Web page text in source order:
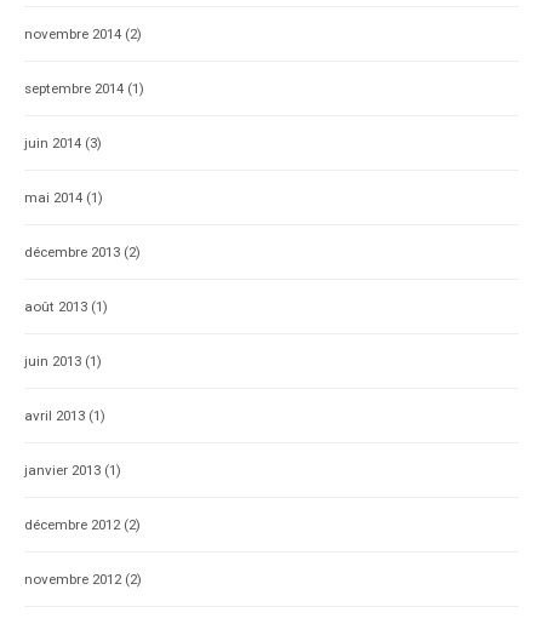
novembre 2014 (2)
septembre 2014 (1)
juin 2014 (3)
mai 2014 (1)
décembre 2013 (2)
août 2013 (1)
juin 2013 (1)
avril 2013 (1)
janvier 2013 (1)
décembre 2012(2)
novembre 2012(2)